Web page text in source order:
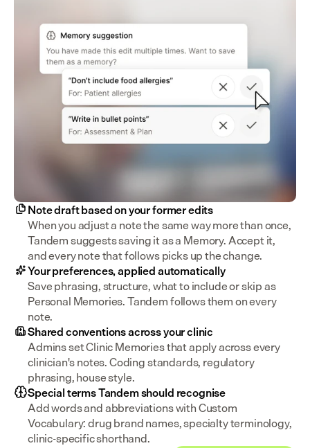
Note draft based on your former edits
When you adjust a note the same way more than once,
Tandem suggests saving it as a Memory. Accept it,
and every note that follows picks up the change.
Your preferences, applied automatically
Save phrasing, structure, what to include or skip as
Personal Memories. Tandem follows them on every
note.
Shared conventions across your clinic
Admins set Clinic Memories that apply across every
clinician's notes. Coding standards, regulatory
phrasing, house style.
Special terms Tandem should recognise
Add words and abbreviations with Custom
Vocabulary: drug brand names, specialty terminology,
clinic-specific shorthand.